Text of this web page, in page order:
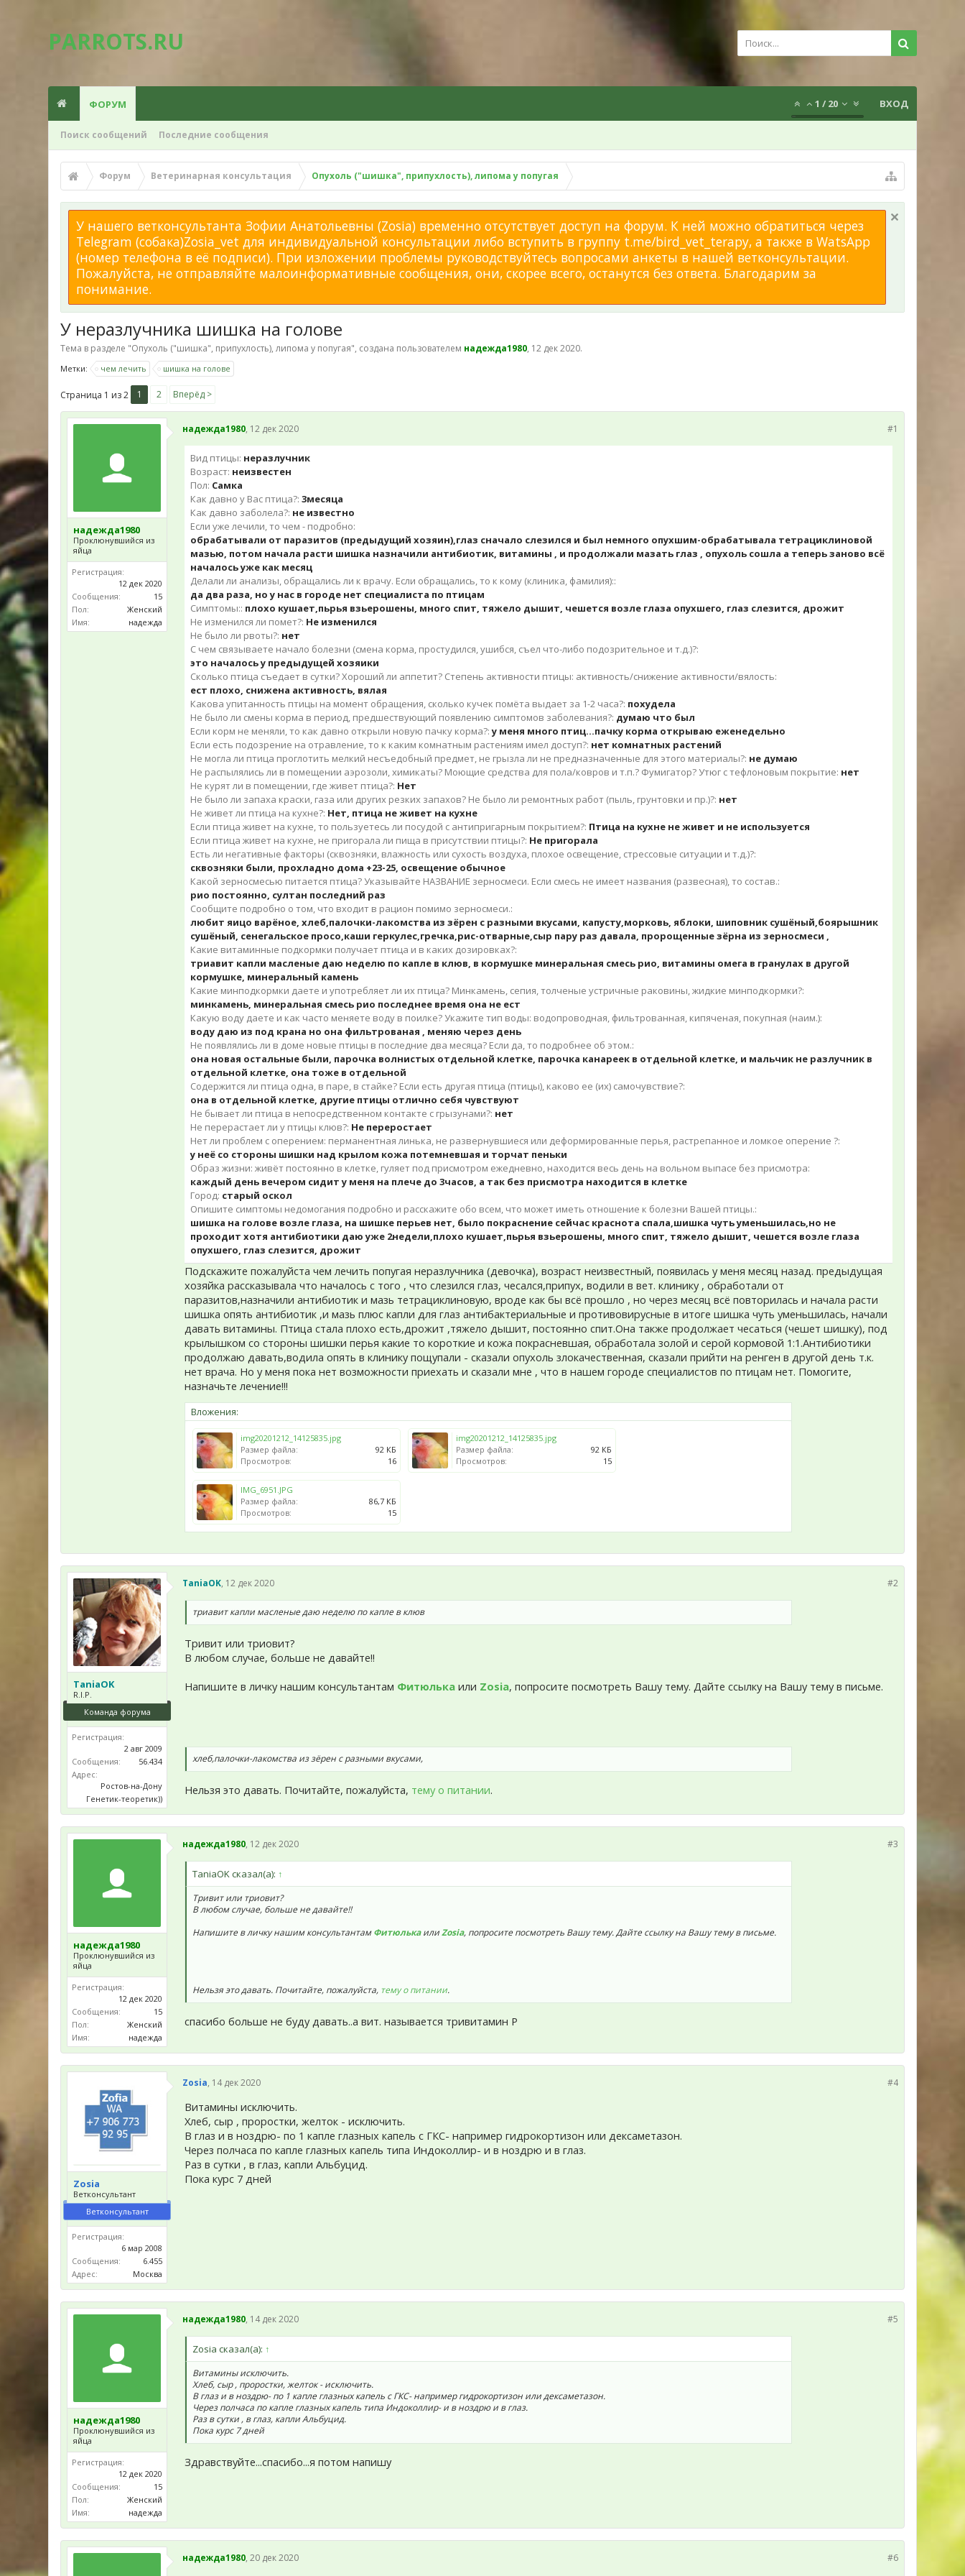
PARROTS.RU
ФОРУМ
Поиск сообщений Последние сообщения
1 / 20 ВХОД
Форум Ветеринарная консультация Опухоль ("шишка", припухлость), липома у попугая
У нашего ветконсультанта Зофии Анатольевны (Zosia) временно отсутствует доступ на форум. К ней можно обратиться через
Telegram (собака)Zosia_vet для индивидуальной консультации либо вступить в группу t.me/bird_vet_terapy, а также в WatsApp
(номер телефона в её подписи). При изложении проблемы руководствуйтесь вопросами анкеты в нашей ветконсультации.
Пожалуйста, не отправляйте малоинформативные сообщения, они, скорее всего, останутся без ответа. Благодарим за
понимание.
У неразлучника шишка на голове
Тема в разделе "Опухоль ("шишка", припухлость), липома у попугая", создана пользователем надежда1980, 12 дек 2020.
Метки: чем лечить шишка на голове
Страница 1 из 2 1 2 Вперёд >
надежда1980
Проклюнувшийся из
яйца
Регистрация:
12 дек 2020
Сообщения:
15
Пол:
Женский
Имя:
надежда
#1
надежда1980, 12 дек 2020
Вид птицы: неразлучник
Возраст: неизвестен
Пол: Самка
Как давно у Вас птица?: 3месяца
Как давно заболела?: не известно
Если уже лечили, то чем - подробно:
обрабатывали от паразитов (предыдущий хозяин),глаз сначало слезился и был немного опухшим-обрабатывала тетрациклиновой
мазью, потом начала расти шишка назначили антибиотик, витамины , и продолжали мазать глаз , опухоль сошла а теперь заново всё
началось уже как месяц
Делали ли анализы, обращались ли к врачу. Если обращались, то к кому (клиника, фамилия)::
да два раза, но у нас в городе нет специалиста по птицам
Симптомы:: плохо кушает,пьрья взьерошены, много спит, тяжело дышит, чешется возле глаза опухшего, глаз слезится, дрожит
Не изменился ли помет?: Не изменился
Не было ли рвоты?: нет
С чем связываете начало болезни (смена корма, простудился, ушибся, съел что-либо подозрительное и т.д.)?:
это началось у предыдущей хозяики
Сколько птица съедает в сутки? Хороший ли аппетит? Степень активности птицы: активность/снижение активности/вялость:
ест плохо, снижена активность, вялая
Какова упитанность птицы на момент обращения, сколько кучек помёта выдает за 1-2 часа?: похудела
Не было ли смены корма в период, предшествующий появлению симптомов заболевания?: думаю что был
Если корм не меняли, то как давно открыли новую пачку корма?: у меня много птиц...пачку корма открываю еженедельно
Если есть подозрение на отравление, то к каким комнатным растениям имел доступ?: нет комнатных растений
Не могла ли птица проглотить мелкий несъедобный предмет, не грызла ли не предназначенные для этого материалы?: не думаю
Не распылялись ли в помещении аэрозоли, химикаты? Моющие средства для пола/ковров и т.п.? Фумигатор? Утюг с тефлоновым покрытие: нет
Не курят ли в помещении, где живет птица?: Нет
Не было ли запаха краски, газа или других резких запахов? Не было ли ремонтных работ (пыль, грунтовки и пр.)?: нет
Не живет ли птица на кухне?: Нет, птица не живет на кухне
Если птица живет на кухне, то пользуетесь ли посудой с антипригарным покрытием?: Птица на кухне не живет и не используется
Если птица живет на кухне, не пригорала ли пища в присутствии птицы?: Не пригорала
Есть ли негативные факторы (сквозняки, влажность или сухость воздуха, плохое освещение, стрессовые ситуации и т.д.)?:
сквозняки были, прохладно дома +23-25, освещение обычное
Какой зерносмесью питается птица? Указывайте НАЗВАНИЕ зерносмеси. Если смесь не имеет названия (развесная), то состав.:
рио постоянно, султан последний раз
Сообщите подробно о том, что входит в рацион помимо зерносмеси.:
любит яицо варёное, хлеб,палочки-лакомства из зёрен с разными вкусами, капусту,морковь, яблоки, шиповник сушёный,боярышник
сушёный, сенегальское просо,каши геркулес,гречка,рис-отварные,сыр пару раз давала, пророщенные зёрна из зерносмеси ,
Какие витаминные подкормки получает птица и в каких дозировках?:
триавит капли масленые даю неделю по капле в клюв, в кормушке минеральная смесь рио, витамины омега в гранулах в другой
кормушке, минеральный камень
Какие минподкормки даете и употребляет ли их птица? Минкамень, сепия, толченые устричные раковины, жидкие минподкормки?:
минкамень, минеральная смесь рио последнее время она не ест
Какую воду даете и как часто меняете воду в поилке? Укажите тип воды: водопроводная, фильтрованная, кипяченая, покупная (наим.):
воду даю из под крана но она фильтрованая , меняю через день
Не появлялись ли в доме новые птицы в последние два месяца? Если да, то подробнее об этом.:
она новая остальные были, парочка волнистых отдельной клетке, парочка канареек в отдельной клетке, и мальчик не разлучник в
отдельной клетке, она тоже в отдельной
Содержится ли птица одна, в паре, в стайке? Если есть другая птица (птицы), каково ее (их) самочувствие?:
она в отдельной клетке, другие птицы отлично себя чувствуют
Не бывает ли птица в непосредственном контакте с грызунами?: нет
Не перерастает ли у птицы клюв?: Не переростает
Нет ли проблем с оперением: перманентная линька, не развернувшиеся или деформированные перья, растрепанное и ломкое оперение ?:
у неё со стороны шишки над крылом кожа потемневшая и торчат пеньки
Образ жизни: живёт постоянно в клетке, гуляет под присмотром ежедневно, находится весь день на вольном выпасе без присмотра:
каждый день вечером сидит у меня на плече до 3часов, а так без присмотра находится в клетке
Город: старый оскол
Опишите симптомы недомогания подробно и расскажите обо всем, что может иметь отношение к болезни Вашей птицы.:
шишка на голове возле глаза, на шишке перьев нет, было покраснение сейчас краснота спала,шишка чуть уменьшилась,но не
проходит хотя антибиотики даю уже 2недели,плохо кушает,пьрья взьерошены, много спит, тяжело дышит, чешется возле глаза
опухшего, глаз слезится, дрожит
Подскажите пожалуйста чем лечить попугая неразлучника (девочка), возраст неизвестный, появилась у меня месяц назад. предыдущая
хозяйка рассказывала что началось с того , что слезился глаз, чесался,припух, водили в вет. клинику , обработали от
паразитов,назначили антибиотик и мазь тетрациклиновую, вроде как бы всё прошло , но через месяц всё повторилась и начала расти
шишка опять антибиотик ,и мазь плюс капли для глаз антибактериальные и противовирусные в итоге шишка чуть уменьшилась, начали
давать витамины. Птица стала плохо есть,дрожит ,тяжело дышит, постоянно спит.Она также продолжает чесаться (чешет шишку), под
крылышком со стороны шишки перья какие то короткие и кожа покрасневшая, обработала золой и серой кормовой 1:1.Антибиотики
продолжаю давать,водила опять в клинику пощупали - сказали опухоль злокачественная, сказали прийти на ренген в другой день т.к.
нет врача. Но у меня пока нет возможности приехать и сказали мне , что в нашем городе специалистов по птицам нет. Помогите,
назначьте лечение!!!
Вложения:
img20201212_14125835.jpg
Размер файла:
92 КБ
Просмотров:
16
img20201212_14125835.jpg
Размер файла:
92 КБ
Просмотров:
15
IMG_6951.JPG
Размер файла:
86,7 КБ
Просмотров:
15
TaniaOK
R.I.P.
Команда форума
Регистрация:
2 авг 2009
Сообщения:
56.434
Адрес:
Ростов-на-Дону
Генетик-теоретик))
#2
TaniaOK, 12 дек 2020
триавит капли масленые даю неделю по капле в клюв
Тривит или триовит?
В любом случае, больше не давайте!!
Напишите в личку нашим консультантам Фитюлька или Zosia, попросите посмотреть Вашу тему. Дайте ссылку на Вашу тему в письме.
хлеб,палочки-лакомства из зёрен с разными вкусами,
Нельзя это давать. Почитайте, пожалуйста, тему о питании.
надежда1980
Проклюнувшийся из
яйца
Регистрация:
12 дек 2020
Сообщения:
15
Пол:
Женский
Имя:
надежда
#3
надежда1980, 12 дек 2020
TaniaOK сказал(а): ↑
Тривит или триовит?
В любом случае, больше не давайте!!
Напишите в личку нашим консультантамФитюлькаилиZosia, попросите посмотреть Вашу тему. Дайте ссылку на Вашу тему в письме.
Нельзя это давать. Почитайте, пожалуйста, тему о питании.
спасибо больше не буду давать..а вит. называется тривитамин Р
Zosia
Ветконсультант
Ветконсультант
Регистрация:
6 мар 2008
Сообщения:
6.455
Адрес:
Москва
#4
Zosia, 14 дек 2020
Витамины исключить.
Хлеб, сыр , проростки, желток - исключить.
В глаз и в ноздрю- по 1 капле глазных капель с ГКС- например гидрокортизон или дексаметазон.
Через полчаса по капле глазных капель типа Индоколлир- и в ноздрю и в глаз.
Раз в сутки , в глаз, капли Альбуцид.
Пока курс 7 дней
надежда1980
Проклюнувшийся из
яйца
Регистрация:
12 дек 2020
Сообщения:
15
Пол:
Женский
Имя:
надежда
#5
надежда1980, 14 дек 2020
Zosia сказал(а): ↑
Витамины исключить.
Хлеб, сыр , проростки, желток - исключить.
В глаз и в ноздрю- по 1 капле глазных капель с ГКС- например гидрокортизон или дексаметазон.
Через полчаса по капле глазных капель типа Индоколлир- и в ноздрю и в глаз.
Раз в сутки , в глаз, капли Альбуцид.
Пока курс 7 дней
Здравствуйте...спасибо...я потом напишу
#6
надежда1980, 20 дек 2020